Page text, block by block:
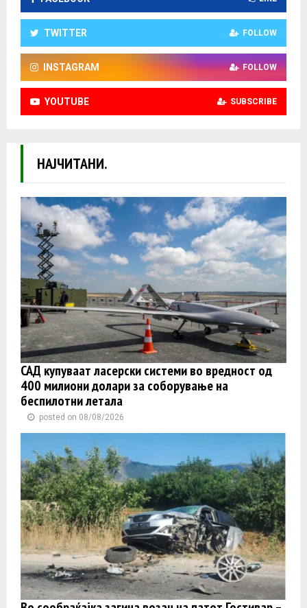
TWITTER FOLLOW
INSTAGRAM FOLLOW
YOUTUBE SUBSCRIBE
НАЈЧИТАНИ.
САД купуваат ласерски системи во вредност од
400 милиони долари за соборување на
беспилотни летала
posted on 08/08/2026